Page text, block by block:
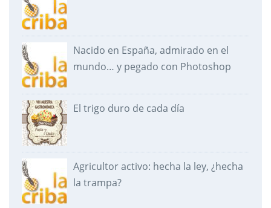
Nacido en España, admirado en el
mundo… y pegado con Photoshop
El trigo duro de cada día
Agricultor activo: hecha la ley, ¿hecha
la trampa?